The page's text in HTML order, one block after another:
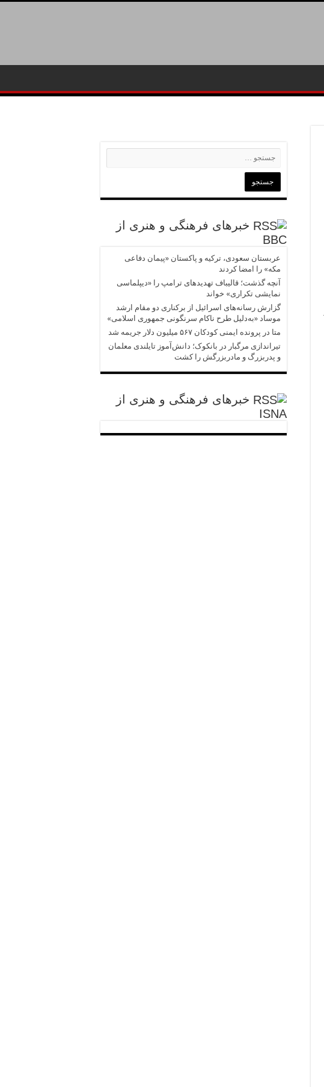
خبرهای فرهنگی و هنری از
BBC
عربستان سعودی، ترکیه و پاکستان «پیمان دفاعی
مکه» را امضا کردند
آنچه گذشت؛ قالیباف تهدیدهای ترامپ را «دیپلماسی
نمایشی تکراری» خواند
گزارش‌‌ رسانه‌های اسرائیل از برکناری دو مقام ارشد
موساد «به‌دلیل طرح ناکام سرنگونی جمهوری اسلامی»
متا در پرونده ایمنی کودکان ۵۶۷ میلیون دلار جریمه شد
تیراندازی مرگبار در بانکوک؛ دانش‌آموز تایلندی معلمان
و پدربزرگ و مادربزرگش را کشت
خبرهای فرهنگی و هنری از
ISNA